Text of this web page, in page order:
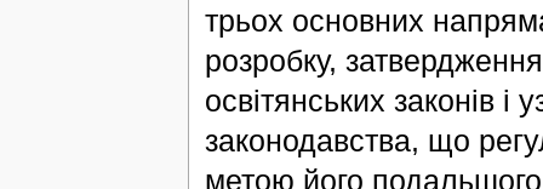
трьох основних
розробку,
освітянських законів
законодавства, що
метою його